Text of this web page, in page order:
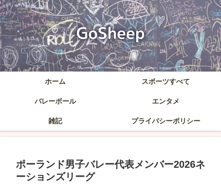
ホーム スポーツすべて
バレーボール エンタメ
雑記 プライバシーポリシー
ポーランド男子バレー代表メンバー2026ネ
ーションズリーグ